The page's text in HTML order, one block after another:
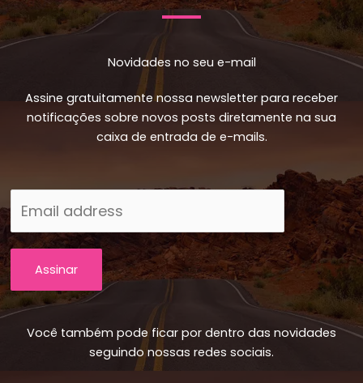
Novidades no seu e-mail
Assine gratuitamente nossa newsletter para receber
notificações sobre novos posts diretamente na sua
caixa de entrada de e-mails.
Assinar
Você também pode ficar por dentro das novidades
seguindo nossas redes sociais.